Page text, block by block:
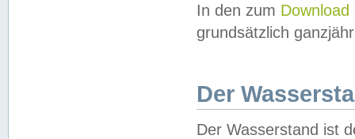
In den zum Download
grundsätzlich
Der
Der Wasserstand ist